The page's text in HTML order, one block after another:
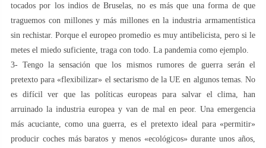
tocados por los indios de Bruselas, no es más que una forma de que
traguemos con millones y más millones en la industria armamentística
sin rechistar. Porque el europeo promedio es muy antibelicista, pero si le
metes el miedo suficiente, traga con todo. La pandemia como ejemplo.
3- Tengo la sensación que los mismos rumores de guerra serán el
pretexto para «flexibilizar» el sectarismo de la UE en algunos temas. No
es difícil ver que las políticas europeas para salvar el clima, han
arruinado la industria europea y van de mal en peor. Una emergencia
más acuciante, como una guerra, es el pretexto ideal para «permitir»
producir coches más baratos y menos «ecológicos» durante unos años,